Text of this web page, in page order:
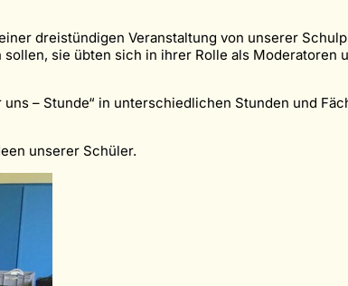
dreistündigen Veranstaltung von unserer
sie übten sich in ihrer Rolle als Moderatoren
– Stunde“ in unterschiedlichen Stunden und
unserer Schüler.